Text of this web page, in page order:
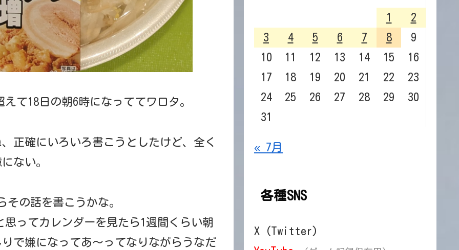
て18日の朝6時になっててワロタ。
正確にいろいろ書こうとしたけど、全く
ない。
その話を書こうかな。
ってカレンダーを見たら1週間くらい朝
で嫌になってあ～ってなりながらうなだ
1
2
3
4 5 6 7 8
9
10
11 12 13 14 15
16
17
18 19 20 21 22
23
24
25 26 27 28 29
30
31
« 7月
各種SNS
X (Twitter)